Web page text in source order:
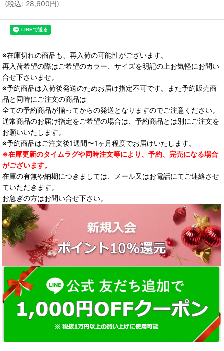
(税込: 28,600円)
※在庫切れの商品も、再入荷の可能性がございます。
再入荷希望の際はご希望のカラー、サイズを明記の上お気軽にお問い
合せ下さいませ。
※予約商品は入荷後発送のためお届け指定不可です。また予約販売商
品と同時にご注文の商品は
全ての予約商品が揃ってからの発送となりますのでご注意ください。
通常商品のお届け指定をご希望の場合は、予約商品とは別にご注文を
お願いいたします。
※予約商品はご注文後1週間〜1ヶ月程度でお届けいたします。
※在庫更新のタイムラグや同時注文等により、予約、完売になる場合
がございます。
在庫の有無や納期につきましては、メール又はお電話にてご連絡させ
ていただきます。
お急ぎの方はお問い合せ下さい。